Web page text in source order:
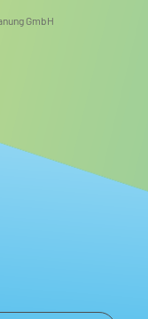
GmbH